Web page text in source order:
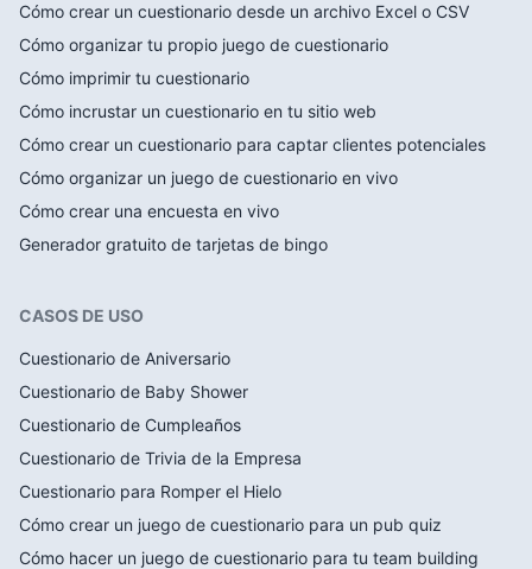
Cómo crear un cuestionario desde un archivo Excel o CSV
Cómo organizar tu propio juego de cuestionario
Cómo imprimir tu cuestionario
Cómo incrustar un cuestionario en tu sitio web
Cómo crear un cuestionario para captar clientes potenciales
Cómo organizar un juego de cuestionario en vivo
Cómo crear una encuesta en vivo
Generador gratuito de tarjetas de bingo
CASOS DE USO
Cuestionario de Aniversario
Cuestionario de Baby Shower
Cuestionario de Cumpleaños
Cuestionario de Trivia de la Empresa
Cuestionario para Romper el Hielo
Cómo crear un juego de cuestionario para un pub quiz
Cómo hacer un juego de cuestionario para tu team building